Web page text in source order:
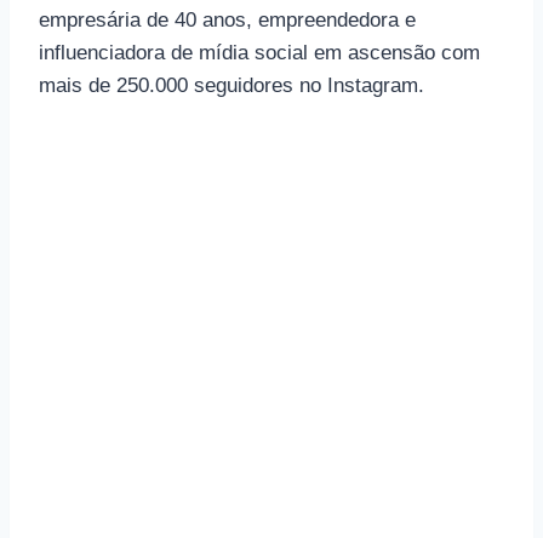
empresária de 40 anos, empreendedora e
influenciadora de mídia social em ascensão com
mais de 250.000 seguidores no Instagram.